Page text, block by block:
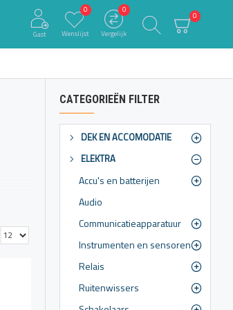
Gast Wenslijst
0
Vergelijk
0
0
van
dat
CATEGORIEËN FILTER
DEK EN ACCOMODATIE
ELEKTRA
Accu's en batterijen
Audio
Communicatieapparatuur
Instrumenten en sensoren
Relais
Ruitenwissers